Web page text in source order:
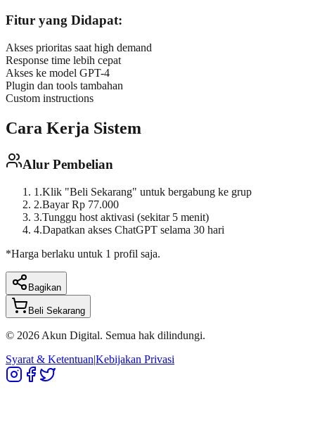
Fitur yang Didapat:
Akses prioritas saat high demand
Response time lebih cepat
Akses ke model GPT-4
Plugin dan tools tambahan
Custom instructions
Cara Kerja Sistem
Alur Pembelian
1.Klik "Beli Sekarang" untuk bergabung ke grup
2.BayarRp 77.000
3.Tunggu host aktivasi (sekitar 5 menit)
4.Dapatkan akses ChatGPT selama 30 hari
*Harga berlaku untuk 1 profil saja.
Bagikan
Beli Sekarang
© 2026 Akun Digital. Semua hak dilindungi.
Syarat & Ketentuan|Kebijakan Privasi